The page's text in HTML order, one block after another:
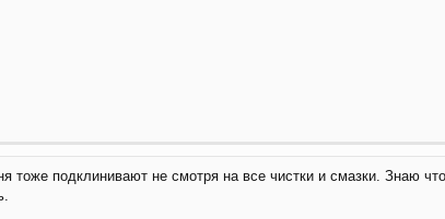
тоже подклинивают не смотря на все чистки и смазки. Знаю